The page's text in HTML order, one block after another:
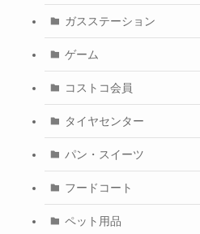
ガスステーション
ゲーム
コストコ会員
タイヤセンター
パン・スイーツ
フードコート
ペット用品